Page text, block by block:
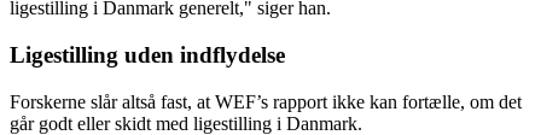
ligestilling i Danmark generelt," siger han.
Ligestilling uden indflydelse
Forskerne slår altså fast, at WEF’s rapport ikke kan fortælle, om det
går godt eller skidt med ligestilling i Danmark.